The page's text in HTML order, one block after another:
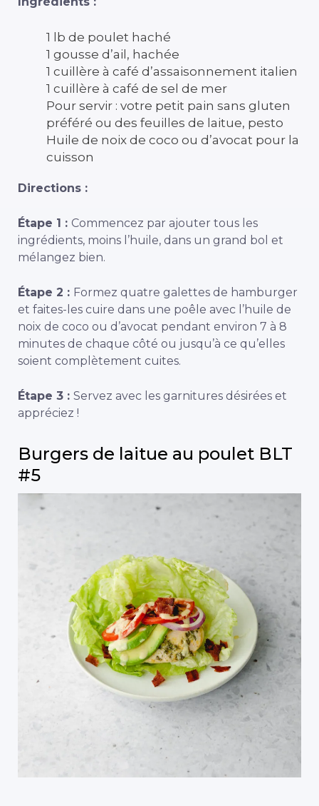
1 lb de poulet haché
1 gousse d’ail, hachée
1 cuillère à café d’assaisonnement italien
1 cuillère à café de sel de mer
Pour servir : votre petit pain sans gluten
préféré ou des feuilles de laitue, pesto
Huile de noix de coco ou d’avocat pour la
cuisson
Directions :
Étape 1 : Commencez par ajouter tous les
ingrédients, moins l’huile, dans un grand bol et
mélangez bien.
Étape 2 : Formez quatre galettes de hamburger
et faites-les cuire dans une poêle avec l’huile de
noix de coco ou d’avocat pendant environ 7 à 8
minutes de chaque côté ou jusqu’à ce qu’elles
soient complètement cuites.
Étape 3 : Servez avec les garnitures désirées et
appréciez !
Burgers de laitue au poulet BLT
#5